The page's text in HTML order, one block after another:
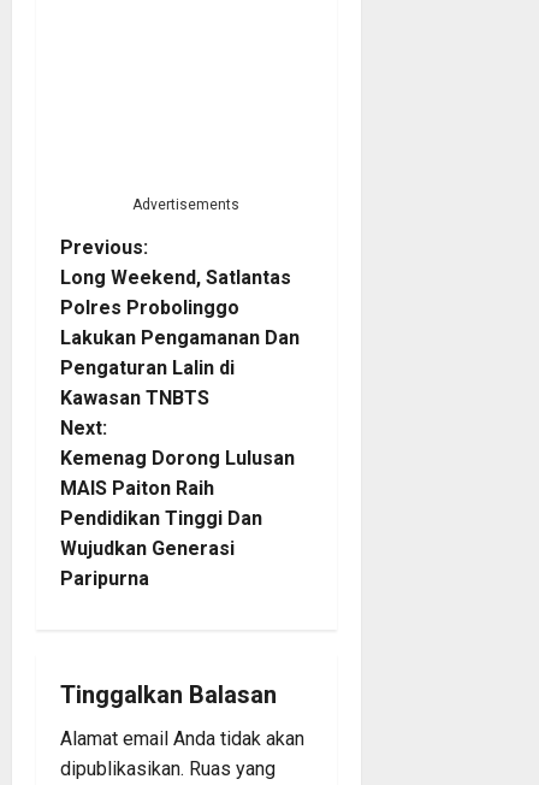
Advertisements
P
o
s
t
n
a
v
a
t
Previous:
Long Weekend, Satlantas
Polres Probolinggo
Lakukan Pengamanan Dan
Pengaturan Lalin di
Kawasan TNBTS
Next:
Kemenag Dorong Lulusan
MAIS Paiton Raih
Pendidikan Tinggi Dan
Wujudkan Generasi
Paripurna
Tinggalkan Balasan
Alamat email Anda tidak akan
dipublikasikan. Ruas yang